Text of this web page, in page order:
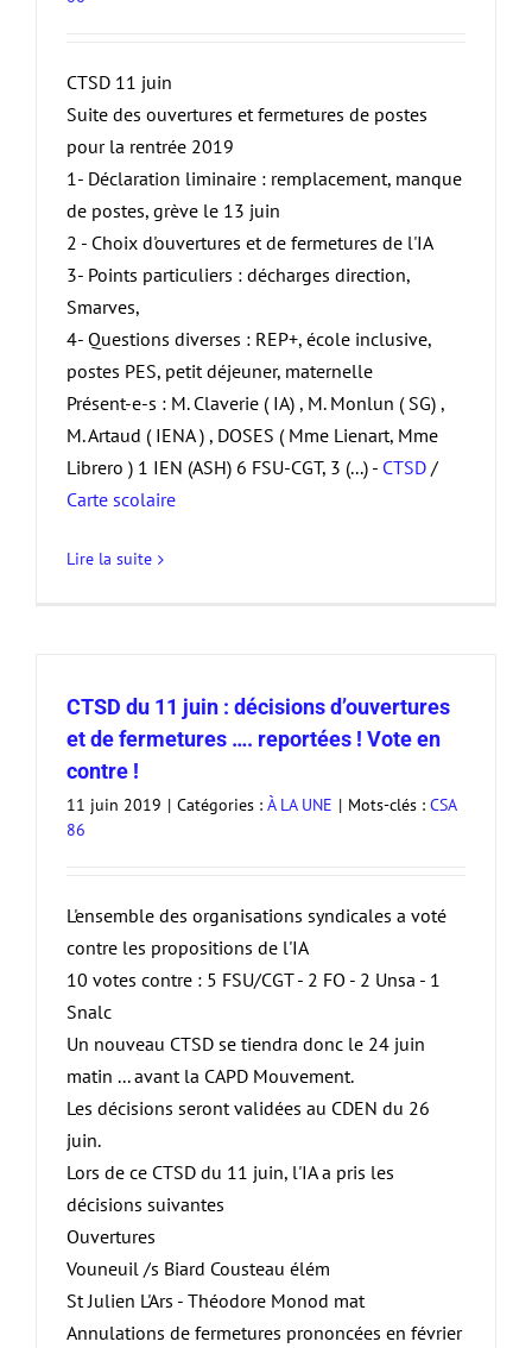
CTSD 11 juin
Suite des ouvertures et fermetures de postes
pour la rentrée 2019
1- Déclaration liminaire : remplacement, manque
de postes, grève le 13 juin
2 - Choix d'ouvertures et de fermetures de l'IA
3- Points particuliers : décharges direction,
Smarves,
4- Questions diverses : REP+, école inclusive,
postes PES, petit déjeuner, maternelle
Présent-e-s : M. Claverie ( IA) , M. Monlun ( SG) ,
M. Artaud ( IENA ) , DOSES ( Mme Lienart, Mme
Librero ) 1 IEN (ASH) 6 FSU-CGT, 3 (...) - CTSD /
Carte scolaire
Lire la suite
CTSD du 11 juin : décisions d’ouvertures
et de fermetures …. reportées ! Vote en
contre !
11 juin 2019 | Catégories : À LA UNE | Mots-clés : CSA
86
L'ensemble des organisations syndicales a voté
contre les propositions de l'IA
10 votes contre : 5 FSU/CGT - 2 FO - 2 Unsa - 1
Snalc
Un nouveau CTSD se tiendra donc le 24 juin
matin ... avant la CAPD Mouvement.
Les décisions seront validées au CDEN du 26
juin.
Lors de ce CTSD du 11 juin, l'IA a pris les
décisions suivantes
Ouvertures
Vouneuil /s Biard Cousteau élém
St Julien L'Ars - Théodore Monod mat
Annulations de fermetures prononcées en février